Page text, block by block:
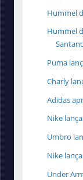
Hummel
Hummel
Puma
Charly
Adidas
Nike
Umbro
Nike
Under